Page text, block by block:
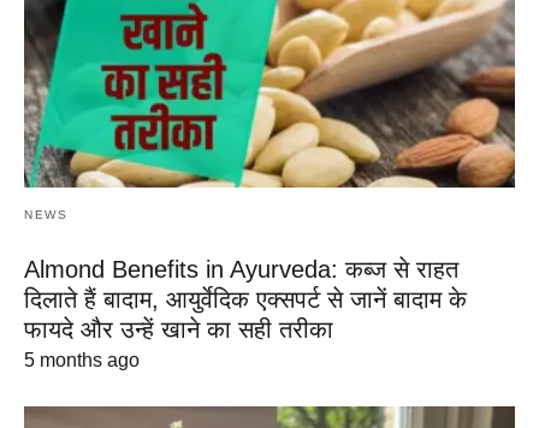
NEWS
Almond Benefits in Ayurveda: कब्ज से राहत
दिलाते हैं बादाम, आयुर्वेदिक एक्सपर्ट से जानें बादाम के
फायदे और उन्हें खाने का सही तरीका
5 months ago